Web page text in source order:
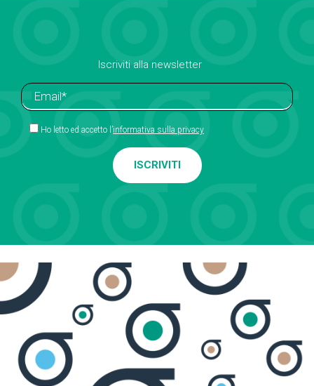
Iscriviti alla newsletter
Ho letto ed accetto l’informativa sulla privacy